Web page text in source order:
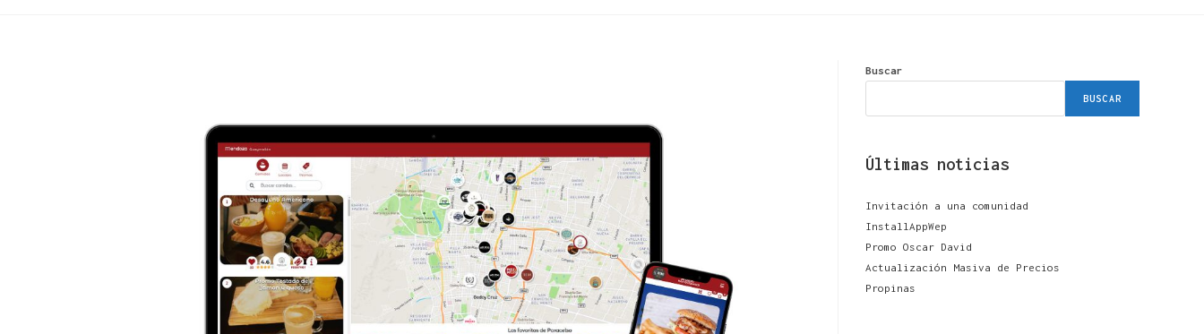
Buscar
BUSCAR
Últimas noticias
Invitación a una comunidad
InstallAppWep
Promo Oscar David
Actualización Masiva de Precios
Propinas